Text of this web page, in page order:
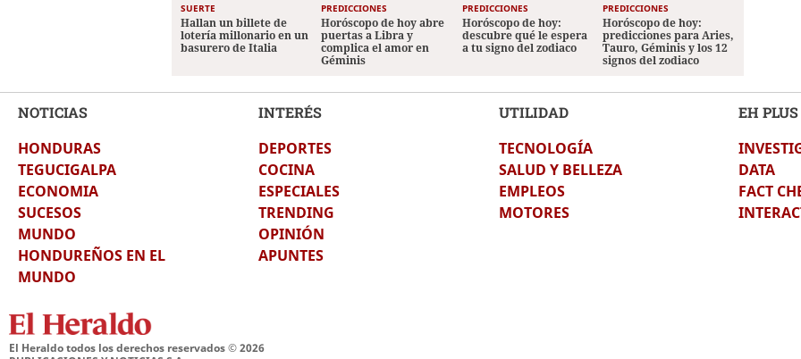
SUERTE
Hallan un billete de
lotería millonario en un
basurero de Italia
PREDICCIONES
Horóscopo de hoy abre
puertas a Libra y
complica el amor en
Géminis
PREDICCIONES
Horóscopo de hoy:
descubre qué le espera
a tu signo del zodiaco
PREDICCIONES
Horóscopo de hoy:
predicciones para Aries,
Tauro, Géminis y los 12
signos del zodiaco
NOTICIAS
HONDURAS
TEGUCIGALPA
ECONOMIA
SUCESOS
MUNDO
HONDUREÑOS EN EL
MUNDO
INTERÉS
DEPORTES
COCINA
ESPECIALES
TRENDING
OPINIÓN
APUNTES
UTILIDAD
TECNOLOGÍA
SALUD Y BELLEZA
EMPLEOS
MOTORES
EH PLUS
DATA
FACT
El Heraldo todos los derechos reservados ©2026